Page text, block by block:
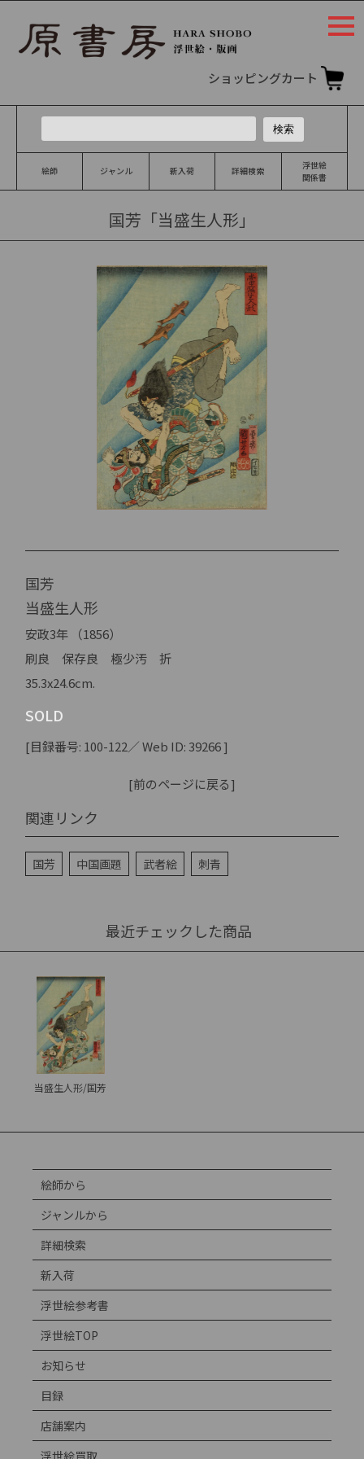
ショッピングカート
絵師 ジャンル 新入荷 詳細検索
浮世絵
関係書
国芳「当盛生人形」
国芳
当盛生人形
安政3年 （1856）
刷良 保存良 極少汚 折
35.3x24.6cm.
SOLD
[目録番号: 100-122／ Web ID: 39266 ]
[前のページに戻る]
関連リンク
国芳 中国画題 武者絵 刺青
最近チェックした商品
当盛生人形/国芳
絵師から
ジャンルから
詳細検索
新入荷
浮世絵参考書
浮世絵TOP
お知らせ
目録
店舗案内